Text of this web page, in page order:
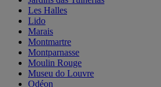
Les Halles
Lido
Marais
Montmartre
Montparnasse
Moulin Rouge
Museu do Louvre
Odéon